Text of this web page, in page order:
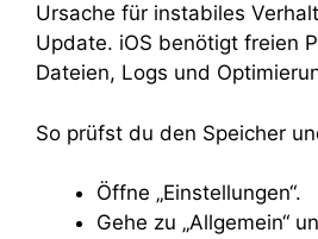
Ursache für instabiles
Update. iOS benötigt freien
Dateien, Logs und
So prüfst du den Speicher
Öffne „Einstellungen“.
Gehe zu „Allgemein“